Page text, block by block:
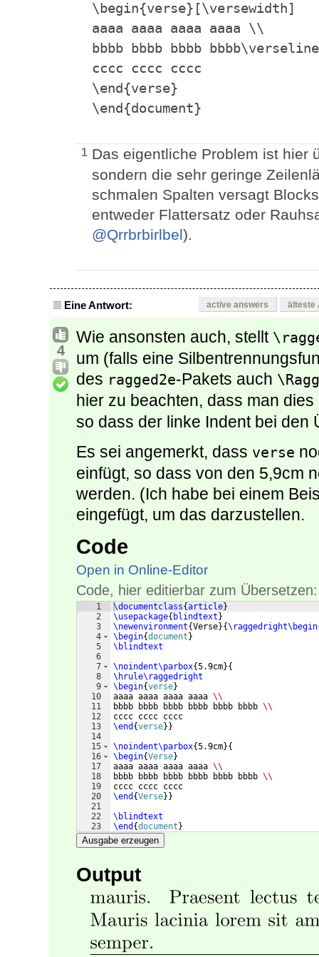
\begin{verse}[\versewidth]
aaaa aaaa aaaa aaaa \\
bbbb bbbb bbbb
cccc cccc cccc
\end{verse}
\end{document}
1 Das eigentliche Problem ist hier
sondern die sehr geringe
schmalen Spalten versagt
entweder Flattersatz oder
@Qrrbrbirlbel).
Eine Antwort: active answers älteste
4
Wie ansonsten auch, stellt
um (falls eine
des ragged2e-Pakets auch
hier zu beachten, dass man dies
so dass der linke Indent bei den
Es sei angemerkt, dass verse
einfügt, so dass von den 5,9cm
werden. (Ich habe bei einem
eingefügt, um das darzustellen.
Code
Open in Online-Editor
Code, hier editierbar zum Übersetzen:
1
2
3
4
5
6
7
8
9
10
11
12
13
14
15
16
17
18
19
20
21
22
23
\documentclass{article}
\usepackage{ blindtext }
\newenvironment{Verse}{\raggedright\begin
\begin{document }
\blindtext
\noindent\parbox{5.9cm}{
\hrule\raggedright
\begin{verse}
aaaa aaaa aaaa aaaa \\
bbbb bbbb bbbb bbbb bbbb bbbb \\
cccc cccc cccc
\end {verse} }
\noindent\parbox{5.9cm}{
\begin{Verse}
aaaa aaaa aaaa aaaa \\
bbbb bbbb bbbb bbbb bbbb bbbb \\
cccc cccc cccc
\end {Verse} }
\blindtext
\end {document }
Ausgabe erzeugen
Output